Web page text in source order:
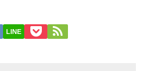
LINE